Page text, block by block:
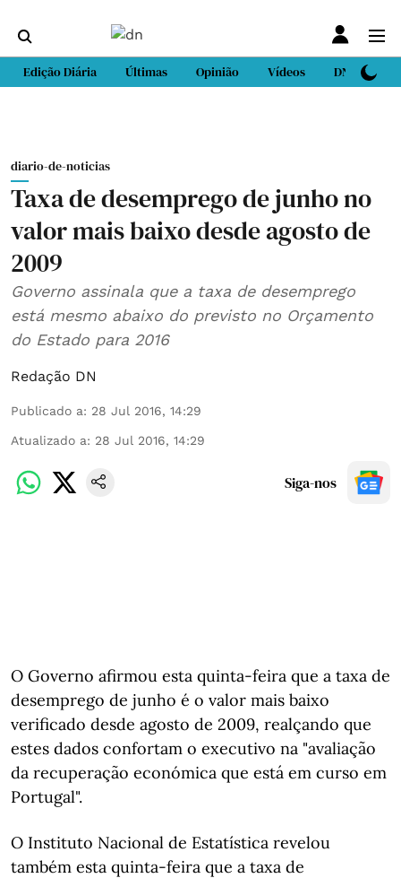
Edição Diária Últimas Opinião Vídeos DN Sport
diario-de-noticias
Taxa de desemprego de junho no
valor mais baixo desde agosto de
2009
Governo assinala que a taxa de desemprego
está mesmo abaixo do previsto no Orçamento
do Estado para 2016
Redação DN
Publicado a: 28 Jul 2016, 14:29
Atualizado a: 28 Jul 2016, 14:29
Siga-nos
O Governo afirmou esta quinta-feira que a taxa de
desemprego de junho é o valor mais baixo
verificado desde agosto de 2009, realçando que
estes dados confortam o executivo na "avaliação
da recuperação económica que está em curso em
Portugal".
O Instituto Nacional de Estatística revelou
também esta quinta-feira que a taxa de